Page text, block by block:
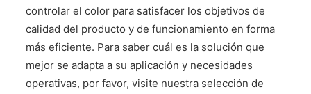
RECURSOS
EVENTOS
controlar el color para satisfacer los objetivos de
calidad del producto y de funcionamiento en forma
más eficiente. Para saber cuál es la solución que
mejor se adapta a su aplicación y necesidades
operativas, por favor, visite nuestra selección de